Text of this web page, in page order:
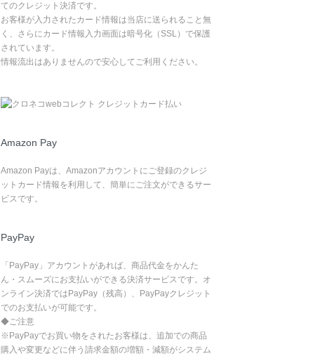
てのクレジット決済です。
お客様が入力されたカード情報は当店に送られること無
く、さらにカード情報入力画面は暗号化（SSL）で保護
されています。
情報流出はありませんので安心してご利用ください。
Amazon Pay
Amazon Payは、Amazonアカウントにご登録のクレジ
ットカード情報を利用して、簡単にご注文ができるサー
ビスです。
PayPay
「PayPay」アカウントがあれば、商品代金をかんた
ん・スムーズにお支払いができる決済サービスです。オ
ンライン決済ではPayPay（残高）、PayPayクレジット
でのお支払いが可能です。
◆ご注意
※PayPayでお買い物をされたお客様は、追加での商品
購入や変更などに伴う請求金額の増額・減額がシステム